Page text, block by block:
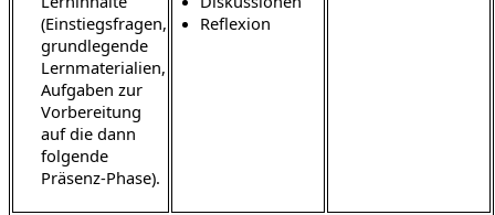
(Einstiegsfragen,
grundlegende
Lernmaterialien,
Aufgaben zur
Vorbereitung
auf die dann
folgende
Präsenz-Phase).
Reflexion